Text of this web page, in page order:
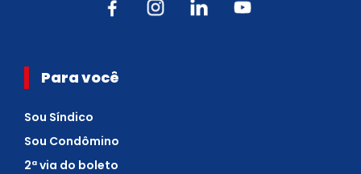
Para você
Sou Síndico
Sou Condômino
2ª via do boleto